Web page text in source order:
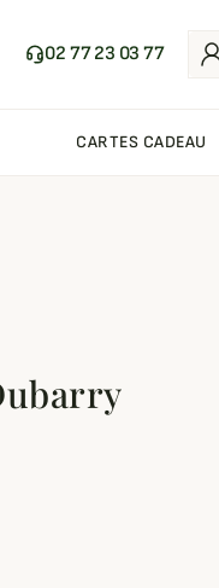
02 77 23 03 77
CARTES CADEAU